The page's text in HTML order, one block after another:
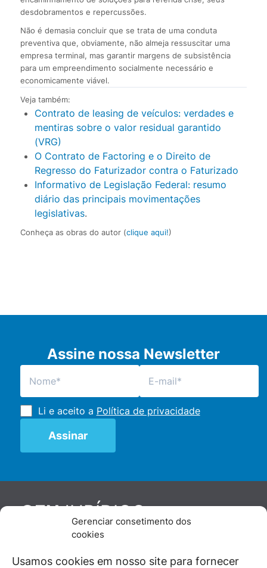
Gerenciar consetimento dos
cookies
Usamos cookies em nosso site para fornecer
desdobramentos e repercussões.
Não é demasia concluir que se trata de uma conduta
preventiva que, obviamente, não almeja ressuscitar uma
empresa terminal, mas garantir margens de subsistência
para um empreendimento socialmente necessário e
economicamente viável.
Veja também:
Contrato de leasing de veículos: verdades e
mentiras sobre o valor residual garantido
(VRG)
O Contrato de Factoring e o Direito de
Regresso do Faturizador contra o Faturizado
Informativo de Legislação Federal: resumo
diário das principais movimentações
legislativas.
Conheça as obras do autor (clique aqui!)
Assine nossa Newsletter
Li e aceito a Política de privacidade
GENJURÍDICO
De maneira independente, os autores e
juristas e doutrinadores nacionais, se posicionam